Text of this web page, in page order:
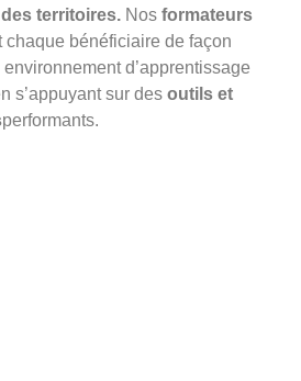
territoires. Nos formateurs
chaque bénéficiaire de façon
d’apprentissage
s’appuyant sur des outils et
performants.